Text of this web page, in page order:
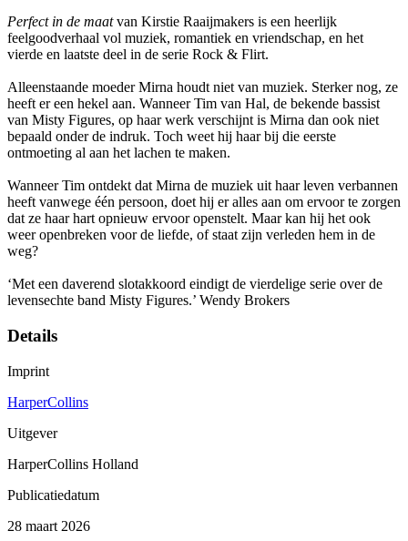
Perfect in de maatvan Kirstie Raaijmakers is een heerlijk
feelgoodverhaal vol muziek, romantiek en vriendschap, en het
vierde en laatste deel in de serie Rock & Flirt.
Alleenstaande moeder Mirna houdt niet van muziek. Sterker nog, ze
heeft er een hekel aan. Wanneer Tim van Hal, de bekende bassist
van Misty Figures, op haar werk verschijnt is Mirna dan ook niet
bepaald onder de indruk. Toch weet hij haar bij die eerste
ontmoeting al aan het lachen te maken.
Wanneer Tim ontdekt dat Mirna de muziek uit haar leven verbannen
heeft vanwege één persoon, doet hij er alles aan om ervoor te zorgen
dat ze haar hart opnieuw ervoor openstelt. Maar kan hij het ook
weer openbreken voor de liefde, of staat zijn verleden hem in de
weg?
‘Met een daverend slotakkoord eindigt de vierdelige serie over de
levensechte band Misty Figures.’ Wendy Brokers
Details
Imprint
HarperCollins
Uitgever
HarperCollins Holland
Publicatiedatum
28 maart 2026